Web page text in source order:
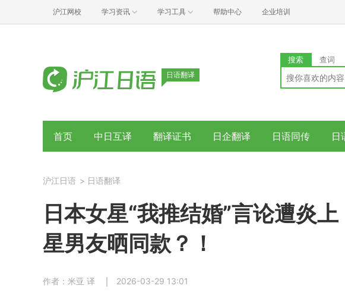
沪江网校 学习资讯 学习工具 帮助中心 企业培训
日语翻译
搜索 查词
首页 中日互译 翻译证书 日企翻译 日语同传 日
沪江日语 > 日语翻译
日本女星“我推结婚”言论遭炎
星男友晒同款？！
作者：米亚 译 2026-03-29 13:01